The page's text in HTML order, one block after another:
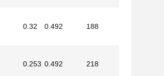
0.32 0.492 188
0.253 0.492 218